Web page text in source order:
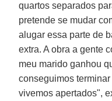
quartos separados
pretende se mudar
alugar essa parte de
extra. A obra a gente
meu marido ganhou
conseguimos
vivemos apertados",